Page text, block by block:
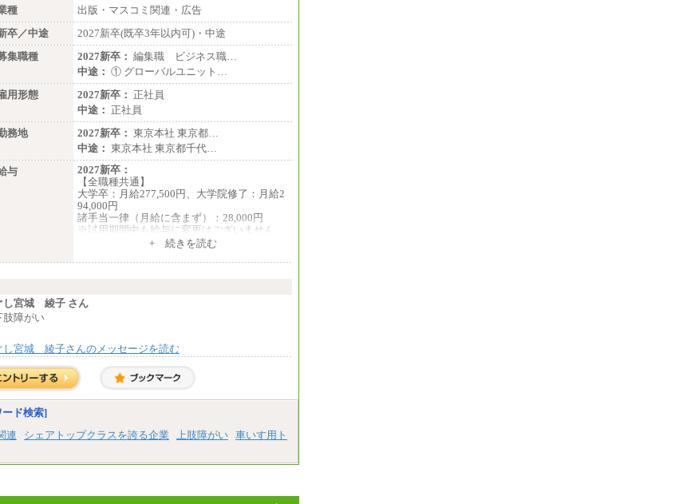
00円、※3…28,000円、※4…25,000円、※
5…23,000円）
・試用期間中も給与変更なし
●基幹職（地域限定社員）
・大学・院卒／月給185,000 円～219,000 円
※勤務地により異なる。
〈東京・神奈川〉219,00
0 円 〈大阪・兵庫〉209,000 円
〈愛知〉194,500 円
〈福岡〉185,000 円
・専門・短大卒／月給185,000 円～210,000
円 ※勤務地により異なる。
〈東京・神奈川〉210,
000 円 〈大阪・兵庫〉200,000 円
〈愛知〉194,500 円
〈福岡〉185,000円
※基本給のみ（地域手当なし）
月給250,000円～(※1)、247,000円～(※2)、24
・月給は一律地域手当を含んだ金額を表示
（※1…36,000円、※2…33,000円、※3…28,0
・試用期間中も給与変更なし
◆正社員/基幹職
〈愛知〉月給194,500 円～ 〈福岡〉月給185,0
・一律地域手当なし
◆契約社員
種
出版・マスコミ関連・広告
卒／中途
2027新卒(既卒3年以内可)・中途
集職種
2027新卒： 編集職 ビジネス職…
中途： ① グローバルユニット…
用形態
2027新卒： 正社員
中途： 正社員
務地
2027新卒： 東京本社 東京都…
中途： 東京本社 東京都千代…
与
2027新卒：
【全職種共通】
大学卒：月給277,500円、大学院修了：月給2
94,000円
諸手当一律（月給に含まず）：28,000円
※試用期間中も給与に変更はございません
月給370,000円～
※試用期間中も給与に変更はございません。
+ 続きを読む
し宮城 綾子 さん
肢障がい
し宮城 綾子さんのメッセージを読む
ード検索]
連 シェアトップクラスを誇る企業 上肢障がい 車いす用ト